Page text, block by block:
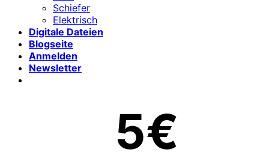
Schiefer
Elektrisch
Digitale Dateien
Blogseite
Anmelden
Newsletter
5€